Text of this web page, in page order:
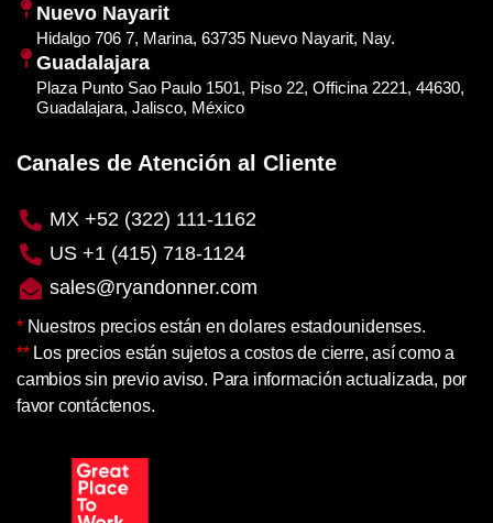
Nuevo Nayarit
Hidalgo 706 7, Marina, 63735 Nuevo Nayarit, Nay.
Guadalajara
Plaza Punto Sao Paulo 1501, Piso 22, Officina 2221, 44630,
Guadalajara, Jalisco, México
Canales de Atención al Cliente
MX +52 (322) 111-1162
US +1 (415) 718-1124
sales@ryandonner.com
* Nuestros precios están en dolares estadounidenses.
** Los precios están sujetos a costos de cierre, así como a
cambios sin previo aviso. Para información actualizada, por
favor contáctenos.